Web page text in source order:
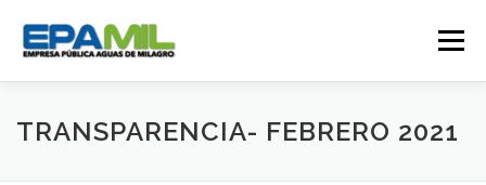
contenido
Menú
CONÓCENOS CONTÁCTENOS
TRANSPARENCIA- FEBRERO 2021